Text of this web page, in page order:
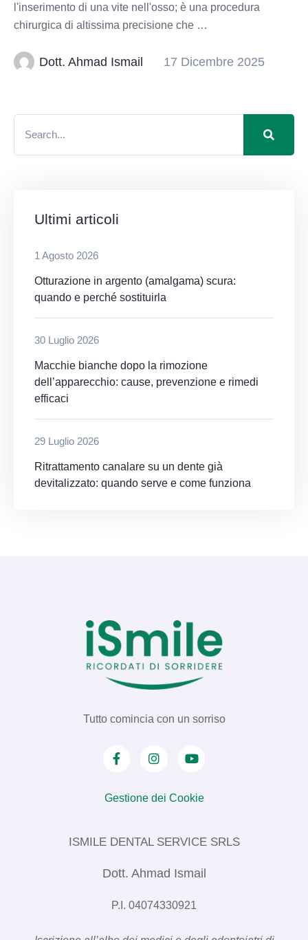
l'inserimento di una vite nell'osso; è una procedura
chirurgica di altissima precisione che …
Dott. Ahmad Ismail 17 Dicembre 2025
Ultimi articoli
1 Agosto 2026
Otturazione in argento (amalgama) scura:
quando e perché sostituirla
30 Luglio 2026
Macchie bianche dopo la rimozione
dell’apparecchio: cause, prevenzione e rimedi
efficaci
29 Luglio 2026
Ritrattamento canalare su un dente già
devitalizzato: quando serve e come funziona
Tutto comincia con un sorriso
Gestione dei Cookie
ISMILE DENTAL SERVICE SRLS​
Dott. Ahmad Ismail
P.I. 04074330921